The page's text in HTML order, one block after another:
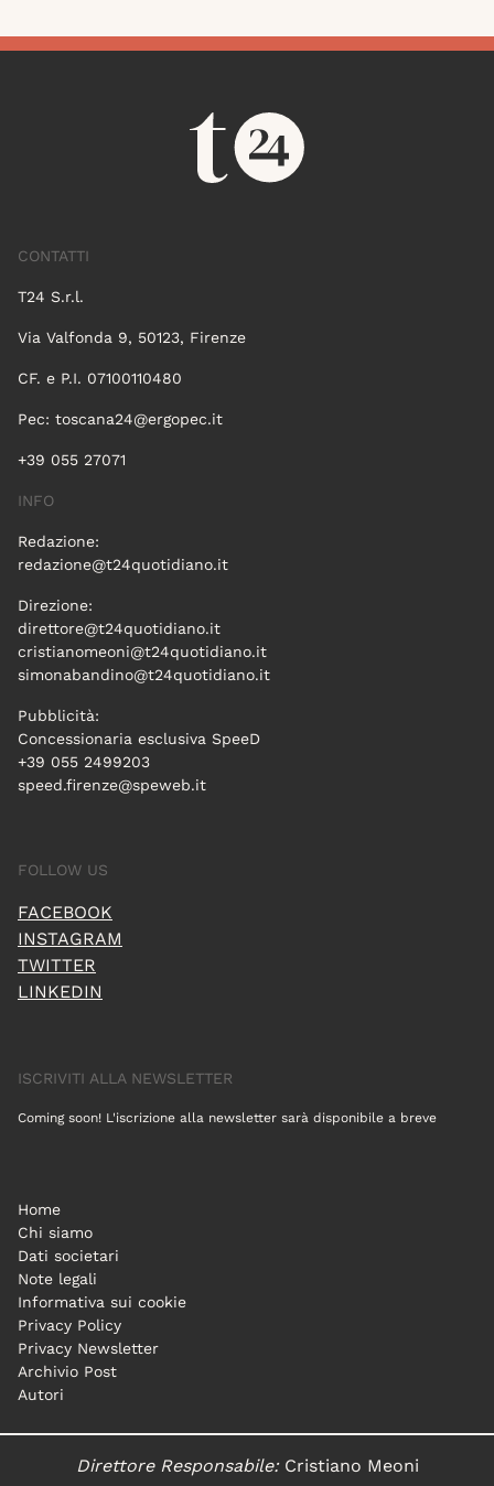
CONTATTI
T24 S.r.l.
Via Valfonda 9, 50123, Firenze
CF. e P.I. 07100110480
Pec: toscana24@ergopec.it
+39 055 27071
INFO
Redazione:
redazione@t24quotidiano.it
Direzione:
direttore@t24quotidiano.it
cristianomeoni@t24quotidiano.it
simonabandino@t24quotidiano.it
Pubblicità:
Concessionaria esclusiva SpeeD
+39 055 2499203
speed.firenze@speweb.it
FOLLOW US
FACEBOOK
INSTAGRAM
TWITTER
LINKEDIN
ISCRIVITI ALLA NEWSLETTER
Coming soon! L'iscrizione alla newsletter sarà disponibile a breve
Home
Chi siamo
Dati societari
Note legali
Informativa sui cookie
Privacy Policy
Privacy Newsletter
Archivio Post
Autori
Direttore Responsabile:Cristiano Meoni